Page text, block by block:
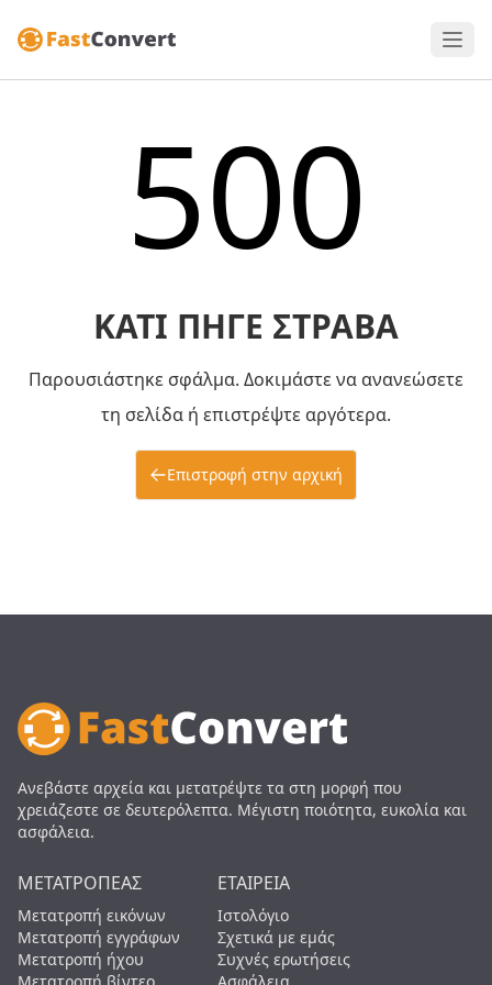
500
ΚΆΤΙ ΠΉΓΕ ΣΤΡΑΒΆ
Παρουσιάστηκε σφάλμα. Δοκιμάστε να ανανεώσετε
τη σελίδα ή επιστρέψτε αργότερα.
Επιστροφή στην αρχική
Ανεβάστε αρχεία και μετατρέψτε τα στη μορφή που
χρειάζεστε σε δευτερόλεπτα. Μέγιστη ποιότητα, ευκολία και
ασφάλεια.
ΜΕΤΑΤΡΟΠΈΑΣ
Μετατροπή εικόνων
Μετατροπή εγγράφων
Μετατροπή ήχου
ΕΤΑΙΡΕΊΑ
Ιστολόγιο
Σχετικά με εμάς
Συχνές ερωτήσεις